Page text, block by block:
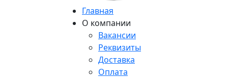
Главная
О компании
Вакансии
Реквизиты
Доставка
Оплата